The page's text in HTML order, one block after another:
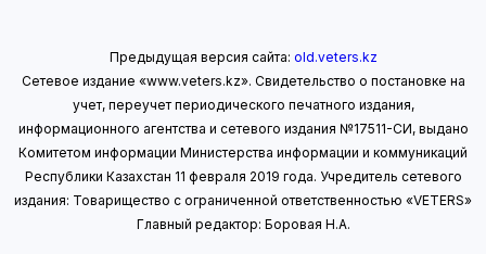
Предыдущая версия сайта: old.veters.kz
Сетевое издание «www.veters.kz». Свидетельство о постановке на
учет, переучет периодического печатного издания,
информационного агентства и сетевого издания №17511-СИ, выдано
Комитетом информации Министерства информации и коммуникаций
Республики Казахстан 11 февраля 2019 года. Учредитель сетевого
издания: Товарищество с ограниченной ответственностью «VETERS»
Главный редактор: Боровая Н.А.